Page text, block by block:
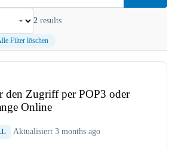
2 results
Filter löschen
den Zugriff per POP3 oder
Online
Aktualisiert 3 months ago